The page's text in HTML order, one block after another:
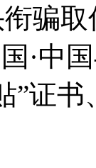
骗
·中
”证